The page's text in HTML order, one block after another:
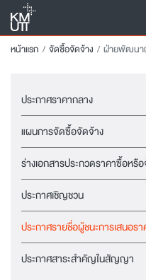
หน้าแรก จัดซื้อจัดจ้าง ฝ่ายพัฒนาผู้ป
ประกาศราคากลาง
แผนการจัดซื้อจัดจ้าง
ร่างเอกสารประกวดราคาซื้อหรื
ประกาศเชิญชวน
ประกาศรายชื่อผู้ชนะการเสนอร
ประกาศสาระสำคัญในสัญญา